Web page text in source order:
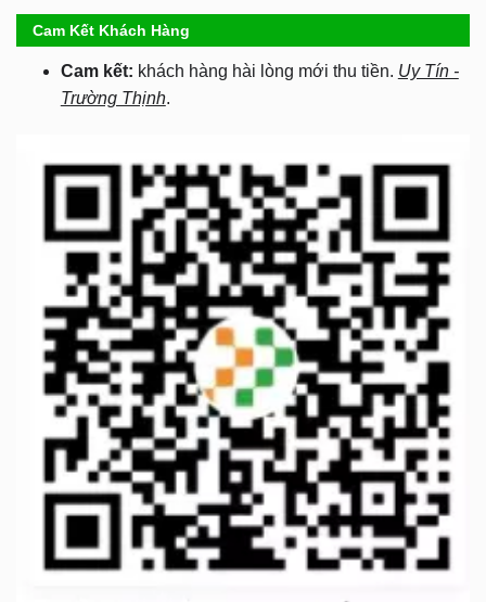
Cam Kết Khách Hàng
Cam kết: khách hàng hài lòng mới thu tiền. Uy Tín -
Trường Thịnh.